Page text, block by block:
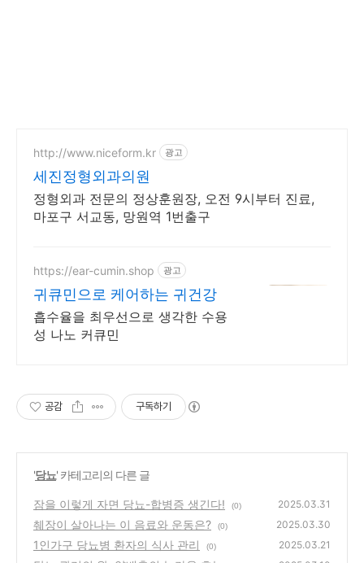
http://www.niceform.kr 광고
세진정형외과의원
정형외과 전문의 정상훈원장, 오전 9시부터 진료,
마포구 서교동, 망원역 1번출구
https://ear-cumin.shop 광고
귀큐민으로 케어하는 귀건강
흡수율을 최우선으로 생각한 수용
성 나노 커큐민
공감 구독하기
'당뇨' 카테고리의 다른 글
잠을 이렇게 자면 당뇨-합병증 생긴다! (0) 2025.03.31
췌장이 살아나는 이 음료와 운동은? (0) 2025.03.30
1인가구 당뇨병 환자의 식사 관리 (0) 2025.03.21